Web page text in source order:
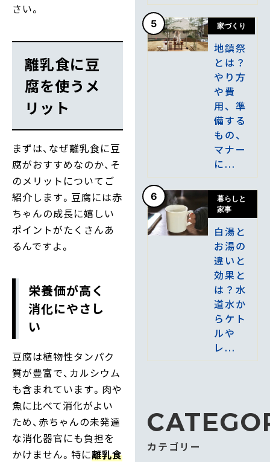
さい。
離乳食に豆
腐を使うメ
リット
まずは、なぜ離乳食に豆
腐がおすすめなのか、そ
のメリットについてご
紹介します。豆腐には赤
ちゃんの成長に嬉しい
ポイントがたくさんあ
るんですよ。
栄養価が高く
消化にやさし
い
豆腐は植物性タンパク
質が豊富で、カルシウム
も含まれています。肉や
魚に比べて消化がよい
ため、赤ちゃんの未発達
な消化器官にも負担を
かけません。特に離乳食
5 家づくり
地鎮祭
とは？
やり方
や費
用、準
備する
もの、
マナー
に...
6
暮らしと
家事
白湯と
お湯の
違いと
効果と
は？水
道水か
らケト
ルや
レ...
カテゴリー